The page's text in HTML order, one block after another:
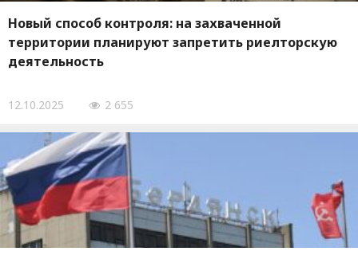
Новый способ контроля: на захваченной
территории планируют запретить риелторскую
деятельность
12.10.2025 2 655